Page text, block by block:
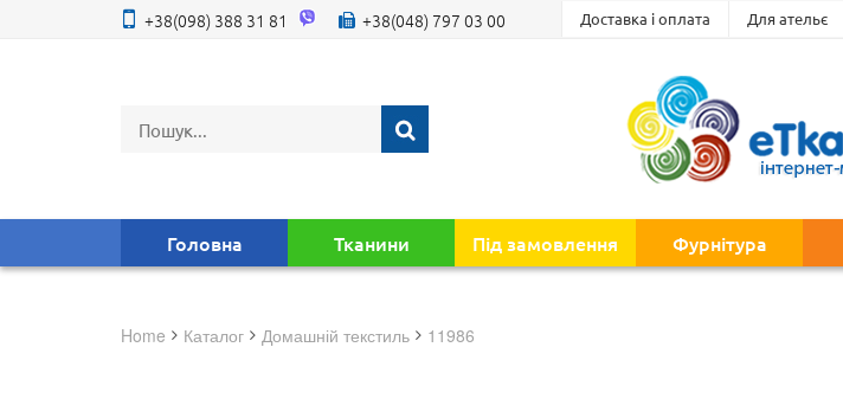
+38(098) 388 31 81 +38(048) 797 03 00 Доставка і оплата Для ательє
Головна Тканини Під замовлення Фурнітура
Home Каталог домашній текстиль 11986